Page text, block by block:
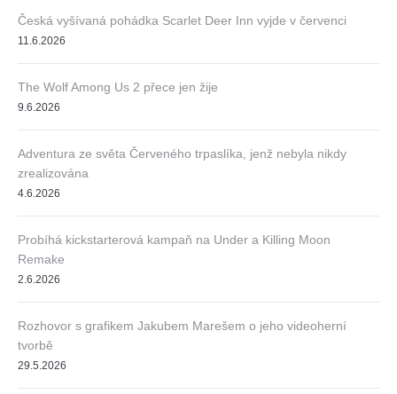
Česká vyšívaná pohádka Scarlet Deer Inn vyjde v červenci
11.6.2026
The Wolf Among Us 2 přece jen žije
9.6.2026
Adventura ze světa Červeného trpaslíka, jenž nebyla nikdy
zrealizována
4.6.2026
Probíhá kickstarterová kampaň na Under a Killing Moon
Remake
2.6.2026
Rozhovor s grafikem Jakubem Marešem o jeho videoherní
tvorbě
29.5.2026